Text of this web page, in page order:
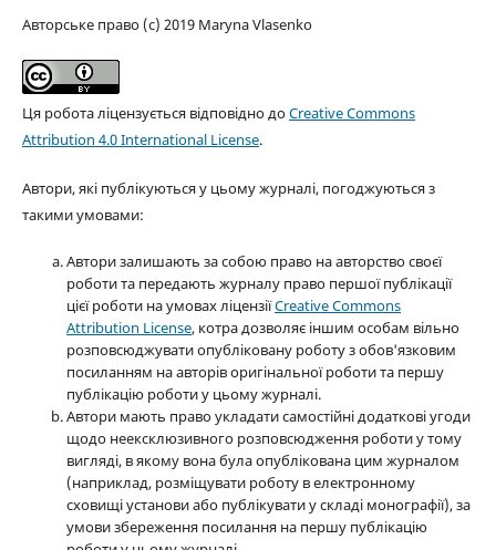
Авторське право (c) 2019 Maryna Vlasenko
Ця робота ліцензується відповідно доCreative Commons
Attribution 4.0 International License.
Автори, які публікуються у цьому журналі, погоджуються з
такими умовами:
Автори залишають за собою право на авторство своєї
роботи та передають журналу право першої публікації
цієї роботи на умовах ліцензіїCreative Commons
Attribution License, котра дозволяє іншим особам вільно
розповсюджувати опубліковану роботу з обов'язковим
посиланням на авторів оригінальної роботи та першу
публікацію роботи у цьому журналі.
Автори мають право укладати самостійні додаткові угоди
щодо неексклюзивного розповсюдження роботи у тому
вигляді, в якому вона була опублікована цим журналом
(наприклад, розміщувати роботу в електронному
сховищі установи або публікувати у складі монографії), за
умови збереження посилання на першу публікацію